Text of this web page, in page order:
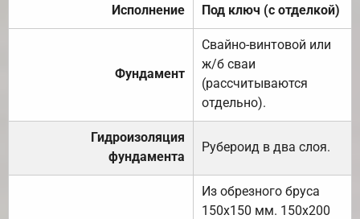
Исполнение Под ключ (с отделкой)
Фундамент
Свайно-винтовой или
ж/б сваи
(рассчитываются
отдельно).
Гидроизоляция
фундамента
Рубероид в два слоя.
Из обрезного бруса
150х150 мм. 150х200